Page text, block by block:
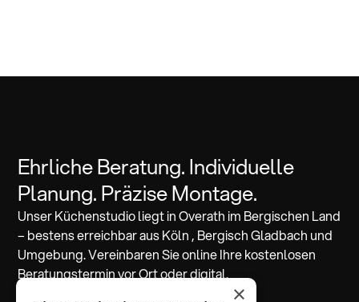
Ehrliche Beratung. Individuelle
Planung. Präzise Montage.
Unser Küchenstudio liegt in Overath im Bergischen Land
– bestens erreichbar aus Köln , Bergisch Gladbach und
Umgebung. Vereinbaren Sie online Ihre kostenlosen
Beratungstermin vor Ort oder digital.
×